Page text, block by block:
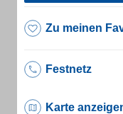
Zu meinen
Festnetz
Karte